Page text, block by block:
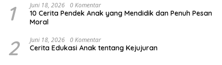
1 Juni 18, 2026 0 Komentar
10 Cerita Pendek Anak yang Mendidik dan Penuh Pesan
Moral
2 Juni 18, 2026 0 Komentar
Cerita Edukasi Anak tentang Kejujuran